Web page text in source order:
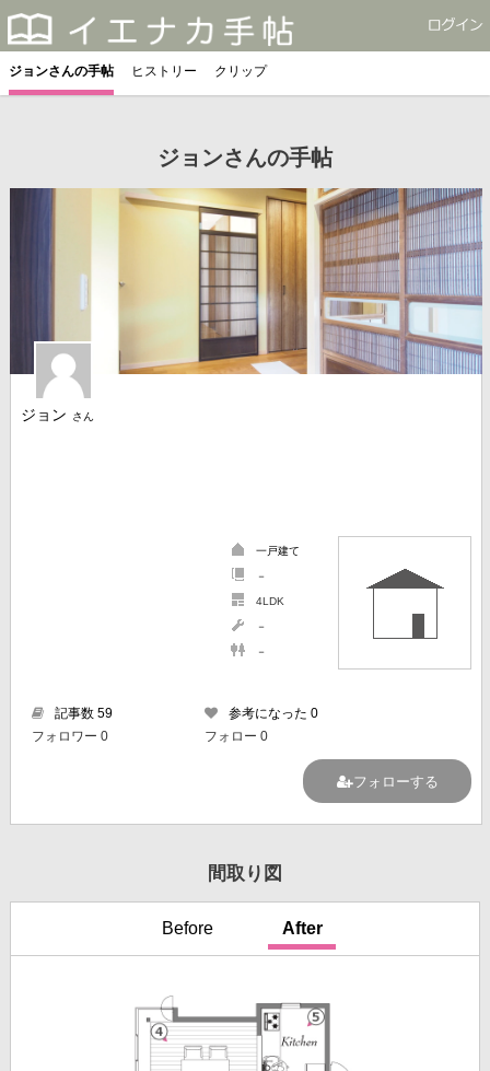
ジョンさんの手帖 ヒストリー クリップ
ジョンさんの手帖
ジョン さん
一戸建て
－
4LDK
－
－
記事数 59
参考になった 0
フォロー 0
フォロワー 0
フォローする
間取り図
Before After